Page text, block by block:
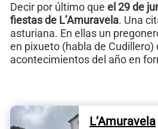
Decir por último que el 29 de
fiestas de L’Amuravela. Una
asturiana. En ellas un
en pixueto (habla de Cudillero)
acontecimientos del año en
L’Amuravela